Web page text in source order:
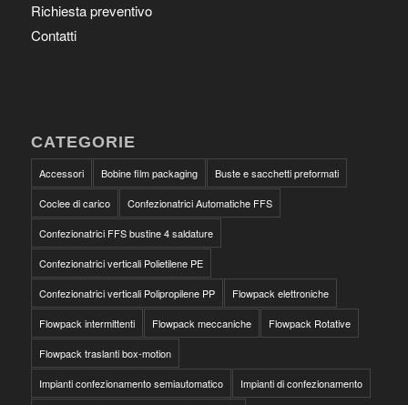
Richiesta preventivo
Contatti
CATEGORIE
Accessori Bobine film packaging Buste e sacchetti preformati
Coclee di carico Confezionatrici Automatiche FFS
Confezionatrici FFS bustine 4 saldature
Confezionatrici verticali Polietilene PE
Confezionatrici verticali Polipropilene PP Flowpack elettroniche
Flowpack intermittenti Flowpack meccaniche Flowpack Rotative
Flowpack traslanti box-motion
Impianti confezionamento semiautomatico Impianti di confezionamento